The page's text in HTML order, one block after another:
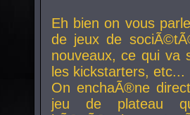
Eh bien on vous
de jeux de
nouveaux, ce qui va
les kickstarters, etc...
On enchaÃ®ne
jeu de plateau